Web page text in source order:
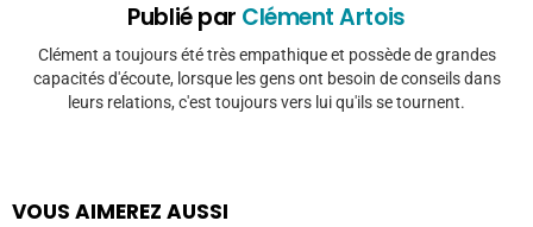
Publié par Clément Artois
Clément a toujours été très empathique et possède de grandes
capacités d'écoute, lorsque les gens ont besoin de conseils dans
leurs relations, c'est toujours vers lui qu'ils se tournent.
VOUS AIMEREZ AUSSI